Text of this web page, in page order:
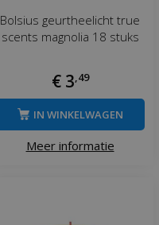
Bolsius geurtheelicht true
scents magnolia 18 stuks
€ 3 49
Meer informatie
IN WINKELWAGEN